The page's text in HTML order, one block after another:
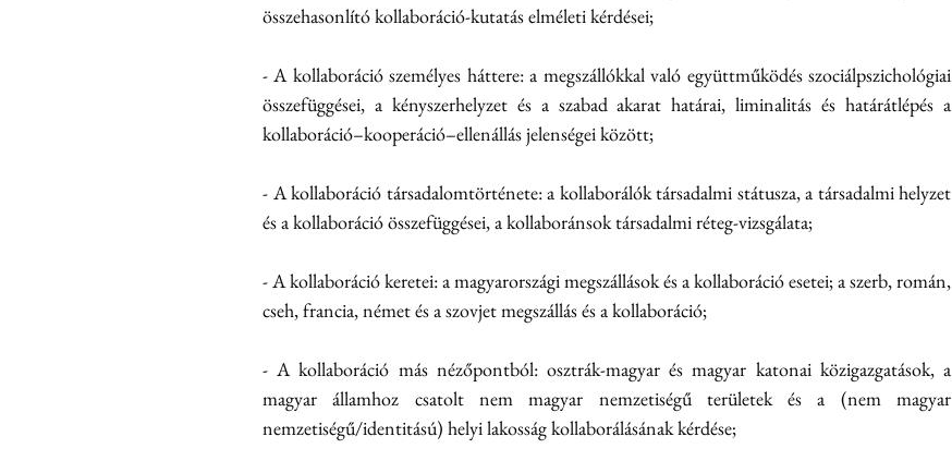
összehasonlító kollaboráció-kutatás elméleti kérdései;
- A kollaboráció személyes háttere: a megszállókkal való együttműködés szociálpszichológiai
összefüggései, a kényszerhelyzet és a szabad akarat határai, liminalitás és határátlépés a
kollaboráció–kooperáció–ellenállás jelenségei között;
- A kollaboráció társadalomtörténete: a kollaborálók társadalmi státusza, a társadalmi helyzet
és a kollaboráció összefüggései, a kollaboránsok társadalmi réteg-vizsgálata;
- A kollaboráció keretei: a magyarországi megszállások és a kollaboráció esetei; a szerb, román,
cseh, francia, német és a szovjet megszállás és a kollaboráció;
- A kollaboráció más nézőpontból: osztrák-magyar és magyar katonai közigazgatások, a
magyar államhoz csatolt nem magyar nemzetiségű területek és a (nem magyar
nemzetiségű/identitású) helyi lakosság kollaborálásának kérdése;